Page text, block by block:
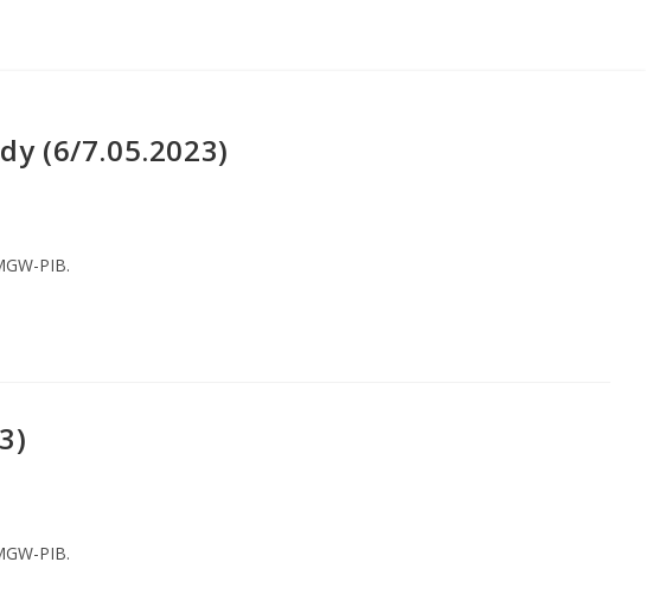
(6/7.05.2023)
PIB.
PIB.